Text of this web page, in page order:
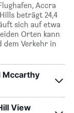
Accra
beträgt 24,4
sich auf etwa
Orten kann
dem Verkehr in
Mccarthy
View